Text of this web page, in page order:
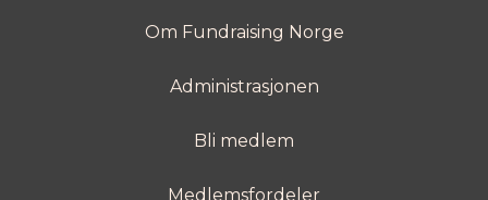
Om Fundraising Norge
Administrasjonen
Bli medlem
Medlemsfordeler